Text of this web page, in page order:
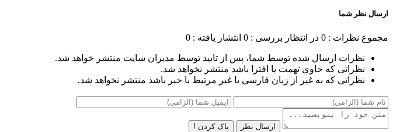
ارسال نظر شما
مجموع نظرات : 0 در انتظار بررسی : 0 انتشار یافته : 0
نظرات ارسال شده توسط شما، پس از تایید توسط مدیران سایت منتشر خواهد شد.
نظراتی که حاوی تهمت یا افترا باشد منتشر نخواهد شد.
نظراتی که به غیر از زبان فارسی یا غیر مرتبط با خبر باشد منتشر نخواهد شد.
ارسال نظر پاک کردن !